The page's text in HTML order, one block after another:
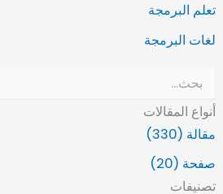
تعلم البرمجة
لغات البرمجة
ب
ح
ع
أنواع المقالات
مقالة (330)
صفحة (20)
تصنيفات